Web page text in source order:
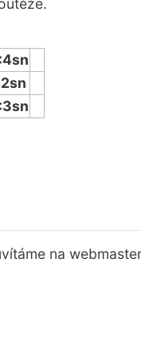
na webmaster